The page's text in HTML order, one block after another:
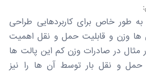
طور خاص برای کاربردهایی طراحی
ها وزن و قابلیت حمل و نقل اهمیت
مثال در صادرات وزن کم این پالت ها
و نقل بار توسط آن ها را نیز